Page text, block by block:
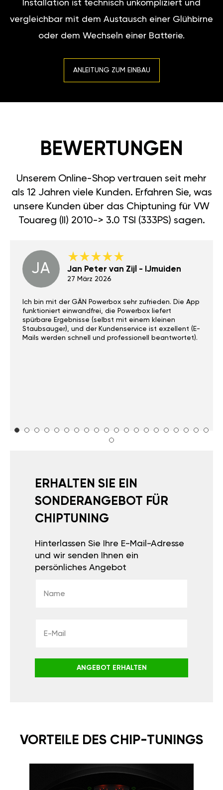
Installation ist technisch unkompliziert und
vergleichbar mit dem Austausch einer Glühbirne
oder dem Wechseln einer Batterie.
ANLEITUNG ZUM EINBAU
BEWERTUNGEN
Unserem Online-Shop vertrauen seit mehr
als 12 Jahren viele Kunden. Erfahren Sie, was
unsere Kunden über das Chiptuning für VW
Touareg (II) 2010-> 3.0 TSI (333PS) sagen.
JA Jan Peter van Zijl - IJmuiden
27 März 2026
Ich bin mit der GÄN Powerbox sehr zufrieden. Die App
funktioniert einwandfrei, die Powerbox liefert
spürbare Ergebnisse (selbst mit einem kleinen
Staubsauger), und der Kundenservice ist exzellent (E-
Mails werden schnell und professionell beantwortet).
ERHALTEN SIE EIN
SONDERANGEBOT FÜR
CHIPTUNING
Hinterlassen Sie Ihre E-Mail-Adresse
und wir senden Ihnen ein
persönliches Angebot
ANGEBOT ERHALTEN
VORTEILE DES CHIP-TUNINGS